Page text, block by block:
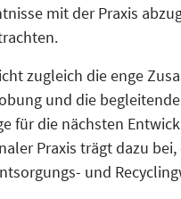
mit der Praxis
zugleich die enge
und die
für die nächsten
Praxis trägt dazu
und